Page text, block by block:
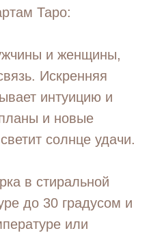
Таро:
и женщины,
Искренняя
интуицию и
и новые
солнце удачи.
в стиральной
до 30 градусом и
или